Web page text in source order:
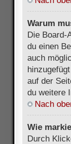
Warum
Die Board-
du einen
auch
auf der
du weitere
Nach
Wie
Durch